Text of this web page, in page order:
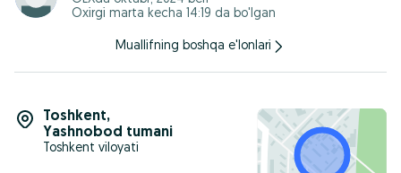
Oxirgi marta kecha 14:19 da bo'lgan
Muallifning boshqa e'lonlari
Toshkent,
Yashnobod tumani
Toshkent viloyati